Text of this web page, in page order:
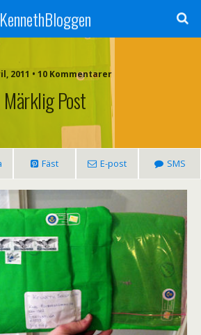
KennethBloggen
2011 • 10 Kommentarer
Märklig Post
Fäst E-post SMS